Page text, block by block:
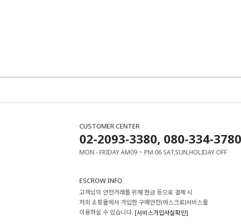
02-2093-3380, 080-334-3780
MON - FRIDAY AM09 ~ PM 06 SAT,SUN,HOLIDAY OFF
고객님의 안전거래를 위해 현금 등으로 결제 시
저희 쇼핑몰에서 가입한 구매안전(에스크로)서비스를
이용하실 수 있습니다.[서비스가입사실확인]